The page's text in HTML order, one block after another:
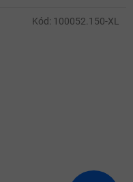
Kód: 100052.150-XL